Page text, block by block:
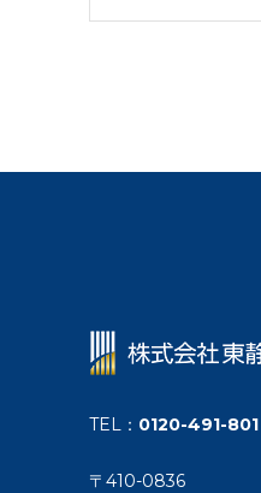
TEL ： 0120-491-801
〒410-0836